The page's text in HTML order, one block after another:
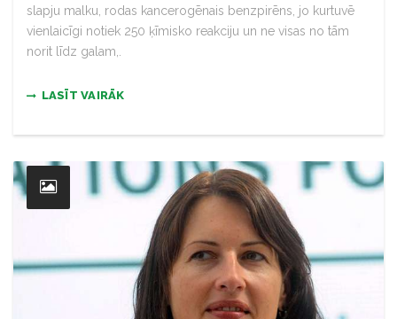
slapju malku, rodas kancerogēnais benzpirēns, jo kurtuvē
vienlaicīgi notiek 250 ķīmisko reakciju un ne visas no tām
norit līdz galam,.
LASĪT VAIRĀK